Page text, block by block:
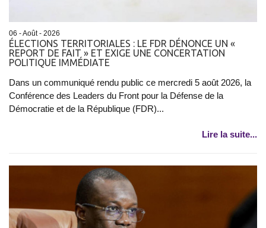
06 - Août - 2026
ÉLECTIONS TERRITORIALES : LE FDR DÉNONCE UN «
REPORT DE FAIT » ET EXIGE UNE CONCERTATION
POLITIQUE IMMÉDIATE
Dans un communiqué rendu public ce mercredi 5 août 2026, la
Conférence des Leaders du Front pour la Défense de la
Démocratie et de la République (FDR)...
Lire la suite...